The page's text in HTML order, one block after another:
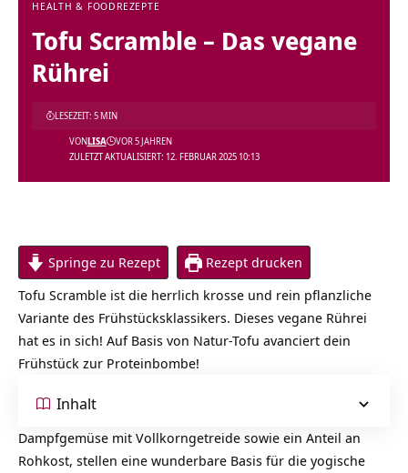
HEALTH & FOOD REZEPTE
Tofu Scramble – Das vegane
Rührei
ZULETZT AKTUALISIERT: 12. FEBRUAR 2025 10:13
VONLISA VOR 5 JAHREN
LESEZEIT: 5 MIN
Springe zu Rezept
Rezept drucken
Tofu Scramble ist die herrlich krosse und rein pflanzliche
Variante des Frühstücksklassikers. Dieses vegane Rührei
hat es in sich! Auf Basis von Natur-Tofu avanciert dein
Frühstück zur Proteinbombe!
Inhalt
Dampfgemüse mit Vollkorngetreide sowie ein Anteil an
Rohkost, stellen eine wunderbare Basis für die yogische